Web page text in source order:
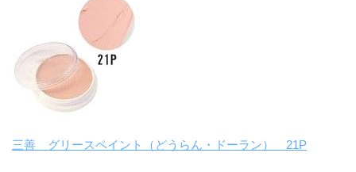
三善 グリースペイント（どうらん・ドーラン） 21P